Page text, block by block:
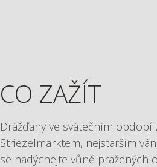
CO ZAŽÍT
Drážďany ve svátečním
Striezelmarktem, nejstarším
se nadýchejte vůně pražených